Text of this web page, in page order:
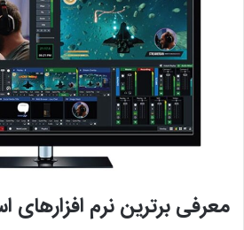
معرفی برترین نرم افزارهای